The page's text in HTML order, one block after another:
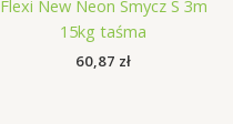
Flexi New Neon Smycz S 3m
15kg taśma
60,87 zł